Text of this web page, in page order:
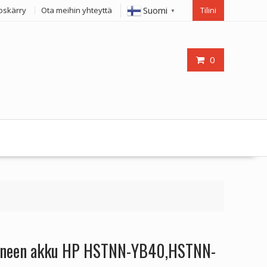
Ota meihin yhteyttä Suomi ▼ Tilini
0
akku HP HSTNN-YB40,HSTNN-